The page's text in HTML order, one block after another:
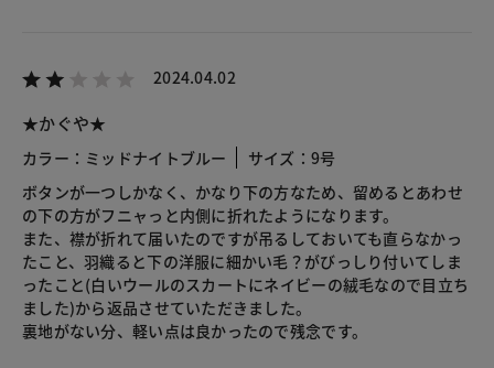
2024.04.02
★かぐや★
カラー：ミッドナイトブルー
サイズ：9号
ボタンが一つしかなく、かなり下の方なため、留めるとあわせ
の下の方がフニャっと内側に折れたようになります。
また、襟が折れて届いたのですが吊るしておいても直らなかっ
たこと、羽織ると下の洋服に細かい毛？がびっしり付いてしま
ったこと(白いウールのスカートにネイビーの絨毛なので目立ち
ました)から返品させていただきました。
裏地がない分、軽い点は良かったので残念です。